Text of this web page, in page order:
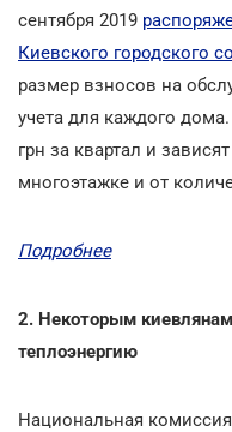
сентября 2019
Киевского городского
размер взносов на
учета для каждого
грн за квартал и
многоэтажке и от
Подробнее
2. Некоторым
теплоэнергию
Национальная